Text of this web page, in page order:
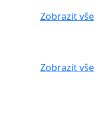
Zobrazit vše
Zobrazit vše